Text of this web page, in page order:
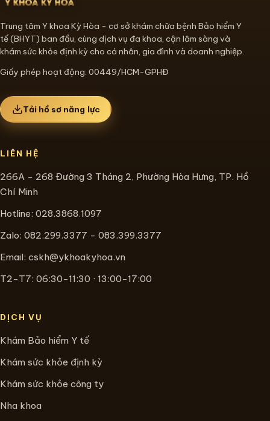
Trung tâm Y khoa Kỳ Hòa - cơ sở khám chữa bệnh Bảo hiểm Y
tế (BHYT) ban đầu, cùng dịch vụ đa khoa, cận lâm sàng và
khám sức khỏe định kỳ cho cá nhân, gia đình và doanh nghiệp.
Giấy phép hoạt động: 00449/HCM-GPHĐ
Tải hồ sơ năng lực
LIÊN HỆ
266A - 268 Đường 3 Tháng 2, Phường Hòa Hưng, TP. Hồ
Chí Minh
Hotline: 028.3868.1097
Zalo: 082.299.3377 - 083.399.3377
Email: cskh@ykhoakyhoa.vn
T2-T7: 06:30-11:30 · 13:00-17:00
DỊCH VỤ
Khám Bảo hiểm Y tế
Khám sức khỏe định kỳ
Khám sức khỏe công ty
Nha khoa